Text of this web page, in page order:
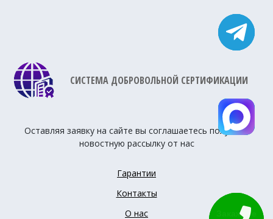
Закажите
СИСТЕМА ДОБРОВОЛЬНОЙ СЕРТИФИКАЦИИ
Оставляя заявку на сайте вы соглашаетесь получать
новостную рассылку от нас
Гарантии
Контакты
О нас